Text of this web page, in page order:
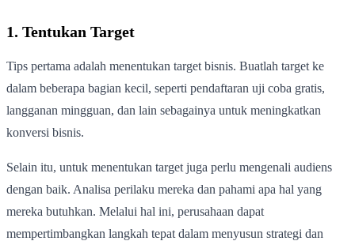
1. Tentukan Target
Tips pertama adalah menentukan target bisnis. Buatlah target ke
dalam beberapa bagian kecil, seperti pendaftaran uji coba gratis,
langganan mingguan, dan lain sebagainya untuk meningkatkan
konversi bisnis.
Selain itu, untuk menentukan target juga perlu mengenali audiens
dengan baik. Analisa perilaku mereka dan pahami apa hal yang
mereka butuhkan. Melalui hal ini, perusahaan dapat
mempertimbangkan langkah tepat dalam menyusun strategi dan